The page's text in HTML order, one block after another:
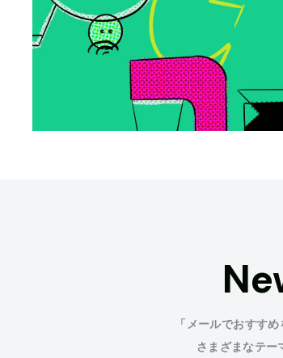
「メールでおすす
さまざまなテー